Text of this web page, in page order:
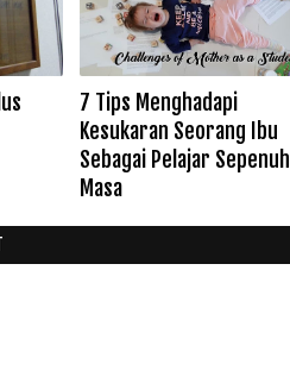
7 Tips Menghadapi
Kesukaran Seorang Ibu
Sebagai Pelajar Sepenuh
Masa